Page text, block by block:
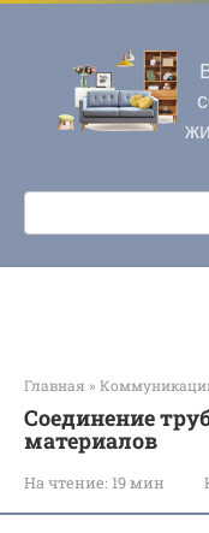
Перейти
контенту
Поиск:
Главная »
Соединение
материалов
На чтение: 19 мин